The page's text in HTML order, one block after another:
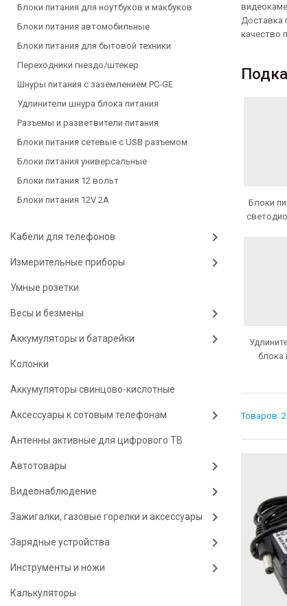
Блоки питания для ноутбуков и макбуков
Блоки питания автомобильные
Блоки питания для бытовой техники
Переходники гнездо/штекер
Шнуры питания с заземлением PC-GE
Удлинители шнура блока питания
Разъемы и разветвители питания
Блоки питания сетевые с USB разъемом
Блоки питания универсальные
Блоки питания 12 вольт
Блоки питания 12V 2A
Кабели для телефонов
Измерительные приборы
Умные розетки
Весы и безмены
Аккумуляторы и батарейки
Колонки
Аккумуляторы свинцово-кислотные
Аксессуары к сотовым телефонам
Антенны активные для цифрового ТВ
Автотовары
Видеонаблюдение
Зажигалки, газовые горелки и аксессуары
Зарядные устройства
Инструменты и ножи
Калькуляторы
Доставка
качество
Блоки
блока
Товаров: